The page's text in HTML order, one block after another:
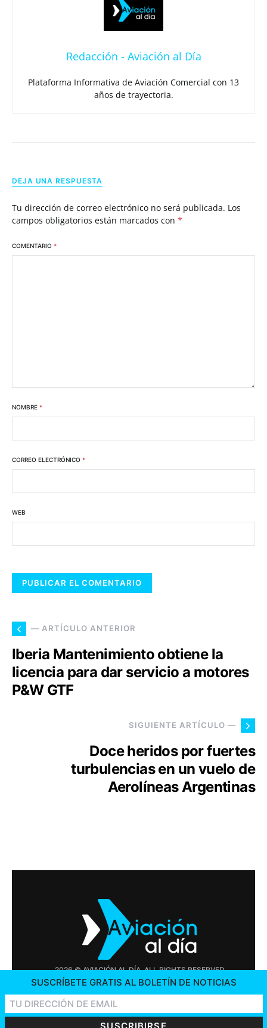
Redacción - Aviación al Día
Plataforma Informativa de Aviación Comercial con 13
años de trayectoria.
DEJA UNA RESPUESTA
Tu dirección de correo electrónico no será publicada. Los
campos obligatorios están marcados con *
COMENTARIO *
NOMBRE *
CORREO ELECTRÓNICO *
WEB
— ARTÍCULO ANTERIOR
Iberia Mantenimiento obtiene la
licencia para dar servicio a motores
P&W GTF
SIGUIENTE ARTÍCULO —
Doce heridos por fuertes
turbulencias en un vuelo de
Aerolíneas Argentinas
2026 © AVIACIÓN AL DÍA. ALL RIGHTS RESERVED
OFERTAS DE TRABAJO
SUSCRÍBETE GRATIS AL BOLETÍN DE NOTICIAS